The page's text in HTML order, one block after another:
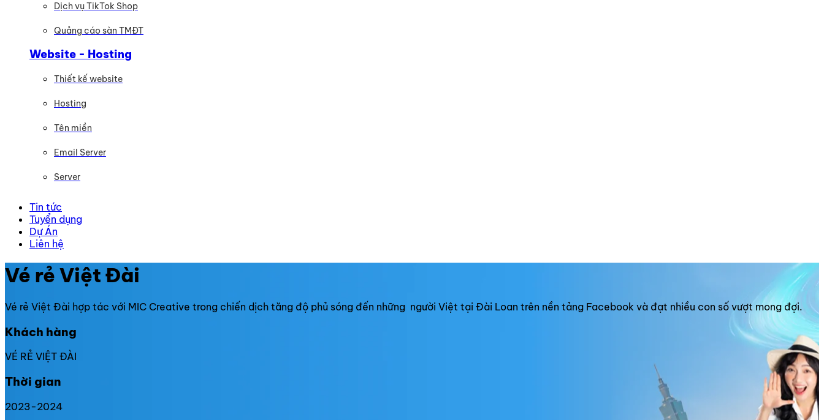
Dịch vụ TikTok Shop
Quảng cáo sàn TMĐT
Website - Hosting
Thiết kế website
Hosting
Tên miền
Email Server
Server
Tin tức
Tuyển dụng
Dự Án
Liên hệ
Vé rẻ Việt Đài
Vé rẻ Việt Đài hợp tác với MIC Creative trong chiến dịch tăng độ phủ sóng đến những người Việt tại Đài Loan trên nền tảng Facebook và đạt nhiều con số vượt mong đợi.
Khách hàng
VÉ RẺ VIỆT ĐÀI
Thời gian
2023-2024